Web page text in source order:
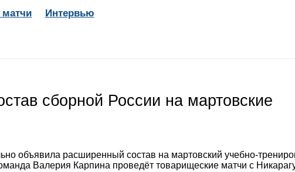
матчи Интервью
сборной России на мартовские
объявила расширенный состав на мартовский учебно-
Валерия Карпина проведёт товарищеские матчи с